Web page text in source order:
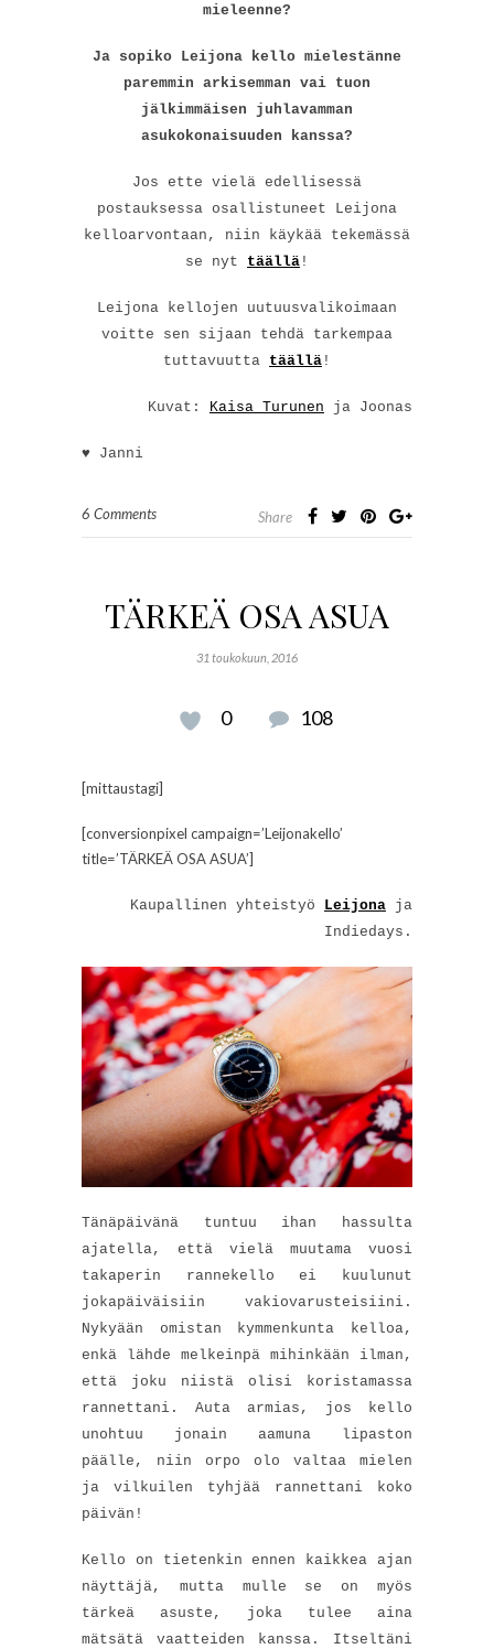
mieleenne?
Ja sopiko Leijona kello mielestänne
paremmin arkisemman vai tuon
jälkimmäisen juhlavamman
asukokonaisuuden kanssa?
Jos ette vielä edellisessä
postauksessa osallistuneet Leijona
kelloarvontaan, niin käykää tekemässä
se nyt täällä !
Leijona kellojen uutuusvalikoimaan
voitte sen sijaan tehdä tarkempaa
tuttavuutta täällä !
Kuvat: Kaisa Turunen ja Joonas
♥ Janni
6 Comments Share
TÄRKEÄ OSA ASUA
31 toukokuun, 2016
0 108
[mittaustagi]
[conversionpixel campaign=’Leijonakello’
title=’TÄRKEÄ OSA ASUA’]
Kaupallinen yhteistyö Leijona ja
Indiedays.
Tänäpäivänä tuntuu ihan hassulta
ajatella, että vielä muutama vuosi
takaperin rannekello ei kuulunut
jokapäiväisiin vakiovarusteisiini.
Nykyään omistan kymmenkunta kelloa,
enkä lähde melkeinpä mihinkään ilman,
että joku niistä olisi koristamassa
rannettani. Auta armias, jos kello
unohtuu jonain aamuna lipaston
päälle, niin orpo olo valtaa mielen
ja vilkuilen tyhjää rannettani koko
päivän!
Kello on tietenkin ennen kaikkea ajan
näyttäjä, mutta mulle se on myös
tärkeä asuste, joka tulee aina
mätsätä vaatteiden kanssa. Itseltäni